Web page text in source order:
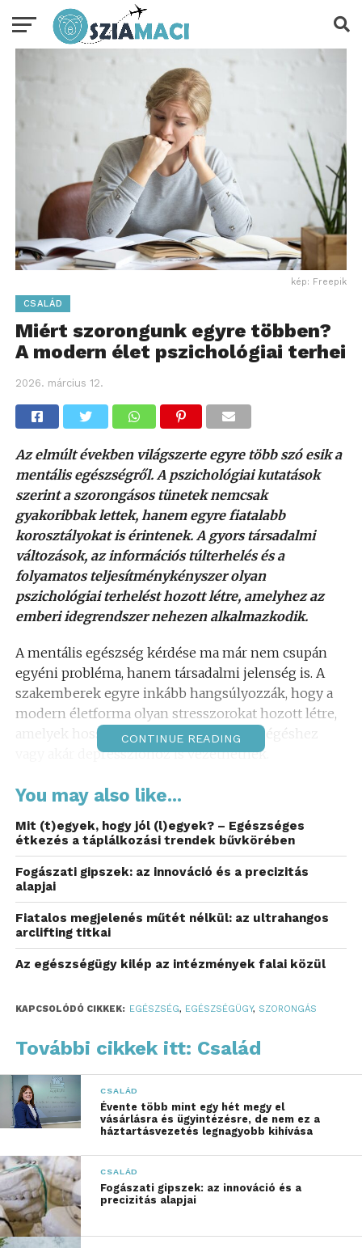
kép: Freepik
CSALÁD
Miért szorongunk egyre többen?
A modern élet pszichológiai terhei
2026. március 12.
Az elmúlt években világszerte egyre több szó esik a
mentális egészségről. A pszichológiai kutatások
szerint a szorongásos tünetek nemcsak
gyakoribbak lettek, hanem egyre fiatalabb
korosztályokat is érintenek. A gyors társadalmi
változások, az információs túlterhelés és a
folyamatos teljesítménykényszer olyan
pszichológiai terhelést hozott létre, amelyhez az
emberi idegrendszer nehezen alkalmazkodik.
A mentális egészség kérdése ma már nem csupán
egyéni probléma, hanem társadalmi jelenség is. A
szakemberek egyre inkább hangsúlyozzák, hogy a
modern életforma olyan stresszorokat hozott létre,
amelyek hosszú távon szorongáshoz, kiégéshez
vagy akár depresszióhoz is vezethetnek.
A modern élet pszichológiai
terhei
A digitális korszak egyik sajátossága, hogy az
emberek folyamatosan elérhetők. Az okostelefonok,
az online kommunikáció és a közösségi média olyan
állandó ingeráramlást hozott létre, amely ritkán
hagy teret valódi mentális pihenésre.
Egy, az American Psychological Association által
folyamatos információterhelés jelentősen növeli a
nagyvárosi környezetben élők körében.
Hasonló megállapításokra jutott a World Health
Organization is, amely jelentéseiben hangsúlyozza,
hogy a mentális egészséget érintő problémák –
egyik leggyakoribb pszichológiai kihívást jelentik.
Mi történik a szorongás
során?
CONTINUE READING
You may also like...
Mit (t)egyek, hogy jól (l)egyek? – Egészséges
étkezés a táplálkozási trendek bűvkörében
Fogászati gipszek: az innováció és a precizitás
alapjai
Fiatalos megjelenés műtét nélkül: az ultrahangos
arclifting titkai
Az egészségügy kilép az intézmények falai közül
KAPCSOLÓDÓ CIKKEK: EGÉSZSÉG, EGÉSZSÉGÜGY, SZORONGÁS
További cikkek itt: Család
CSALÁD
Évente több mint egy hét megy el
vásárlásra és ügyintézésre, de nem ez a
háztartásvezetés legnagyobb kihívása
CSALÁD
Fogászati gipszek: az innováció és a
precizitás alapjai